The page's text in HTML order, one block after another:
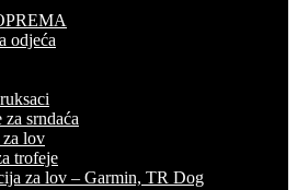
odjeća
srndaća
za lov
trofeje
za lov – Garmin, TR Dog